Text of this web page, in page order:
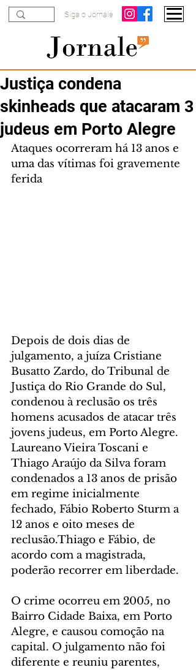
Siga o Jornale
Justiça condena
skinheads que atacaram 3
judeus em Porto Alegre
Ataques ocorreram há 13 anos e
uma das vítimas foi gravemente
ferida
Depois de dois dias de
julgamento, a juíza Cristiane
Busatto Zardo, do Tribunal de
Justiça do Rio Grande do Sul,
condenou à reclusão os três
homens acusados de atacar três
jovens judeus, em Porto Alegre.
Laureano Vieira Toscani e
Thiago Araújo da Silva foram
condenados a 13 anos de prisão
em regime inicialmente
fechado, Fábio Roberto Sturm a
12 anos e oito meses de
reclusão.Thiago e Fábio, de
acordo com a magistrada,
poderão recorrer em liberdade.
O crime ocorreu em 2005, no
Bairro Cidade Baixa, em Porto
Alegre, e causou comoção na
capital. O julgamento não foi
diferente e reuniu parentes,